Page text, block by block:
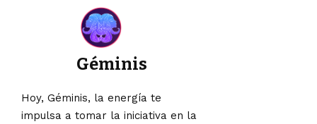
Géminis
Hoy, Géminis, la energía te
impulsa a tomar la iniciativa en la